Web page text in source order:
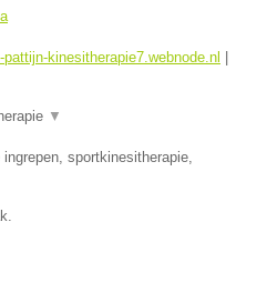
kinesitherapie7.webnode.nl
▼
sportkinesitherapie,